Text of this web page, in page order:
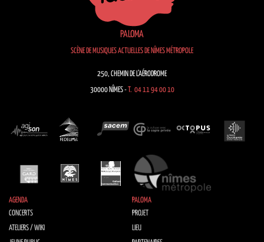
PALOMA
SCÈNE DE MUSIQUES ACTUELLES DE NÎMES MÉTROPOLE
250, CHEMIN DE L’AÉRODROME
30000 NÎMES -T. 04 11 94 00 10
AGENDA
CONCERTS
ATELIERS / WIKI
PALOMA
PROJET
LIEU